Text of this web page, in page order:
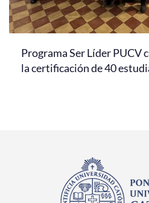
Programa Ser Líder PUCV
la certificación de 40